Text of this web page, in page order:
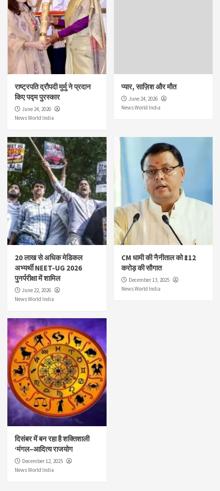
राष्ट्रपति द्रौपदी मुर्मु ने प्रदान
किए पद्म पुरस्कार
June 24, 2026
News World India
प्यार, साज़िश और मौत
June 24, 2026
News World India
20 लाख से अधिक मेडिकल
अभ्यर्थी NEET-UG 2026
पुनर्परीक्षा में शामिल
June 22, 2026
News World India
CM धामी की नैनीताल को ₹112
करोड़ की सौगात
December 13, 2025
News World India
दिसंबर में बन रहा है शक्तिशाली
‘मंगल–आदित्य राजयोग
December 12, 2025
News World India